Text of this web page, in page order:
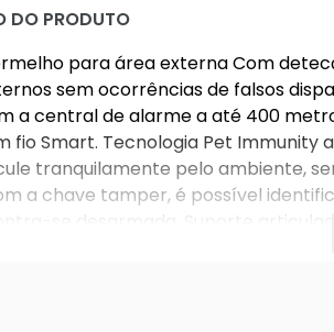
DO PRODUTO
para área externa Com
sem ocorrências de falsos
a central de alarme a até 400
fio Smart. Tecnologia Pet Immunity
tranquilamente pelo ambiente,
a chave tamper, é possível
se desarmada. Suporte